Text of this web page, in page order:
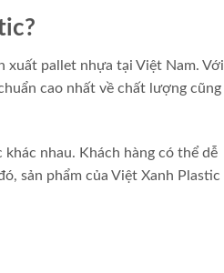
xuất pallet nhựa tại Việt Nam. Với
cao nhất về chất lượng cũng
nhau. Khách hàng có thể dễ
sản phẩm của Việt Xanh Plastic